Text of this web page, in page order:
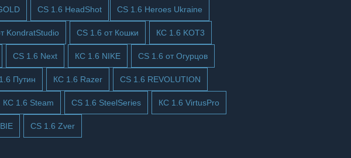
CS 1.6 HeadShot CS 1.6 Heroes Ukraine
KondratStudio CS 1.6 от Кошки КС 1.6 KOT3
CS 1.6 Next КС 1.6 NIKE CS 1.6 от Огурцов
Путин КС 1.6 Razer CS 1.6 REVOLUTION
КС 1.6 Steam CS 1.6 SteelSeries КС 1.6 VirtusPro
CS 1.6 Zver